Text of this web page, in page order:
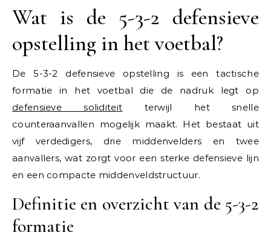
Wat is de 5-3-2 defensieve
opstelling in het voetbal?
De 5-3-2 defensieve opstelling is een tactische
formatie in het voetbal die de nadruk legt op
defensieve soliditeit terwijl het snelle
counteraanvallen mogelijk maakt. Het bestaat uit
vijf verdedigers, drie middenvelders en twee
aanvallers, wat zorgt voor een sterke defensieve lijn
en een compacte middenveldstructuur.
Definitie en overzicht van de 5-3-2
formatie